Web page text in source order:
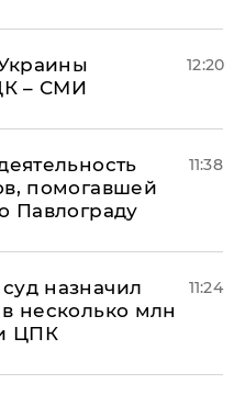
– СМИ
12:20
помогавшей
Павлограду
11:38
назначил
несколько млн
ЦПК
11:24